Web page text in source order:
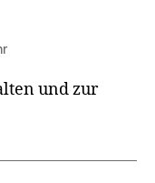
und zur